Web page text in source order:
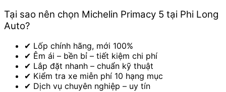
Tại sao nên chọn Michelin Primacy 5 tại Phi Long
Auto?
✔ Lốp chính hãng, mới 100%
✔ Êm ái – bền bỉ – tiết kiệm chi phí
✔ Lắp đặt nhanh – chuẩn kỹ thuật
✔ Kiểm tra xe miễn phí 10 hạng mục
✔ Dịch vụ chuyên nghiệp – uy tín